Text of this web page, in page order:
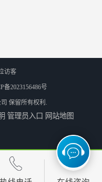
访客
备2023156486号
保留所有权利.
管理员入口 网站地图